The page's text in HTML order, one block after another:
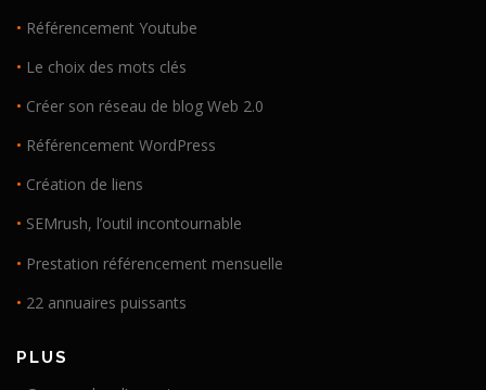
• Référencement Youtube
• Le choix des mots clés
• Créer son réseau de blog Web 2.0
• Référencement WordPress
• Création de liens
• SEMrush, l’outil incontournable
• Prestation référencement mensuelle
• 22 annuaires puissants
PLUS